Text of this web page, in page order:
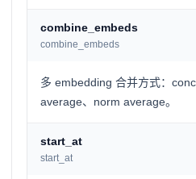
combine_embeds
combine_embeds
多 embedding 合并方式：
average、norm average。
start_at
start_at